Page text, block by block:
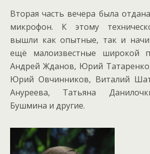
Вторая часть вечера была
микрофон. К этому
вышли как опытные, так и
ещё малоизвестные широкой
Андрей Жданов, Юрий
Юрий Овчинников, Виталий
Ануреева, Татьяна
Бушмина и другие.